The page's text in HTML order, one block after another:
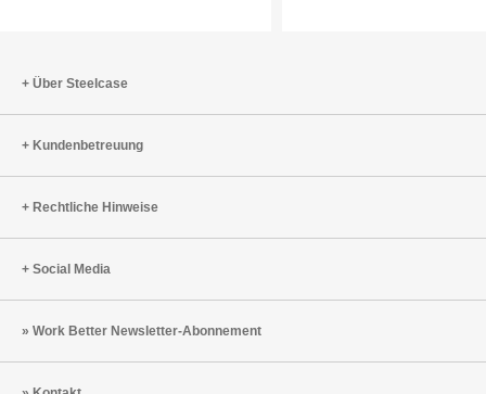
Active
Über Steelcase
Kundenbetreuung
Rechtliche Hinweise
Social Media
Work Better Newsletter-Abonnement